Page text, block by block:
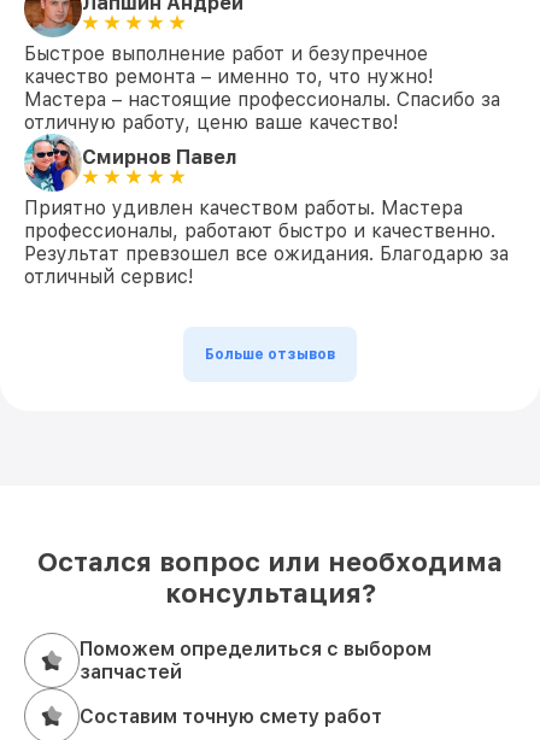
Быстрое выполнение работ и безупречное
качество ремонта – именно то, что нужно!
Мастера – настоящие профессионалы. Спасибо за
отличную работу, ценю ваше качество!
Смирнов Павел
Приятно удивлен качеством работы. Мастера
профессионалы, работают быстро и качественно.
Результат превзошел все ожидания. Благодарю за
отличный сервис!
Больше отзывов
Остался вопрос или необходима
консультация?
Поможем определиться с выбором
запчастей
Составим точную смету работ